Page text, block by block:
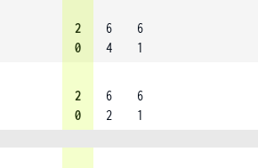
2
0
6
4
6
1
2
0
6
2
6
1